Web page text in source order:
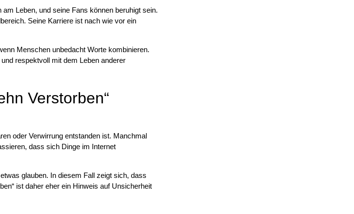
Leben, und seine Fans können beruhigt sein.
Seine Karriere ist nach wie vor ein
Menschen unbedacht Worte kombinieren.
respektvoll mit dem Leben anderer
Verstorben“
oder Verwirrung entstanden ist. Manchmal
dass sich Dinge im Internet
glauben. In diesem Fall zeigt sich, dass
ist daher eher ein Hinweis auf Unsicherheit